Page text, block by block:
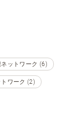
ットワーク (6)
ワーク (2)